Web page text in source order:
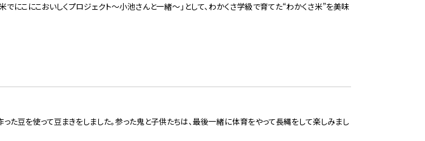
にこにこおいしくプロジェクト～小池さんと一緒～」として、わかくさ学級で育てた“わかくさ米”を美味
た豆を使って豆まきをしました。参った鬼と子供たちは、最後一緒に体育をやって長縄をして楽しみまし